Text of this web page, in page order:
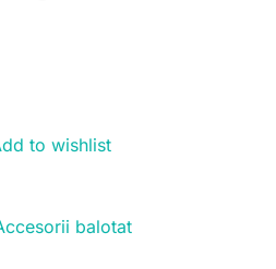
to wishlist
balotat